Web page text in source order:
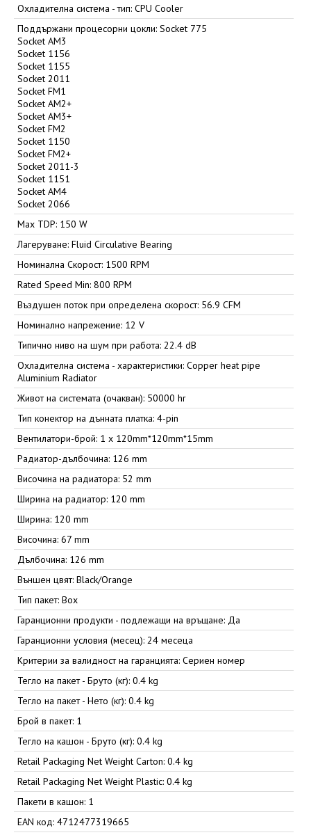
Охладителна система - тип: CPU Cooler
Поддържани процесорни цокли: Socket 775
Socket AM3
Socket 1156
Socket 1155
Socket 2011
Socket FM1
Socket AM2+
Socket AM3+
Socket FM2
Socket 1150
Socket FM2+
Socket 2011-3
Socket 1151
Socket AM4
Socket 2066
Max TDP: 150 W
Лагеруване: Fluid Circulative Bearing
Номинална Скорост: 1500 RPM
Rated Speed Min: 800 RPM
Въздушен поток при определена скорост: 56.9 CFM
Номинално напрежение: 12 V
Типично ниво на шум при работа: 22.4 dB
Охладителна система - характеристики: Copper heat pipe
Aluminium Radiator
Живот на системата (очакван): 50000 hr
Тип конектор на дънната платка: 4-pin
Вентилатори-брой: 1 x 120mm*120mm*15mm
Радиатор-дълбочина: 126 mm
Височина на радиатора: 52 mm
Ширина на радиатор: 120 mm
Ширина: 120 mm
Височина: 67 mm
Дълбочина: 126 mm
Външен цвят: Black/Orange
Тип пакет: Box
Гаранционни продукти - подлежащи на връщане: Да
Гаранционни условия (месец): 24 месеца
Критерии за валидност на гаранцията: Сериен номер
Тегло на пакет - Бруто (кг): 0.4 kg
Тегло на пакет - Нето (кг): 0.4 kg
Брой в пакет: 1
Тегло на кашон - Бруто (кг): 0.4 kg
Retail Packaging Net Weight Carton: 0.4 kg
Retail Packaging Net Weight Plastic: 0.4 kg
Пакети в кашон: 1
EAN код: 4712477319665